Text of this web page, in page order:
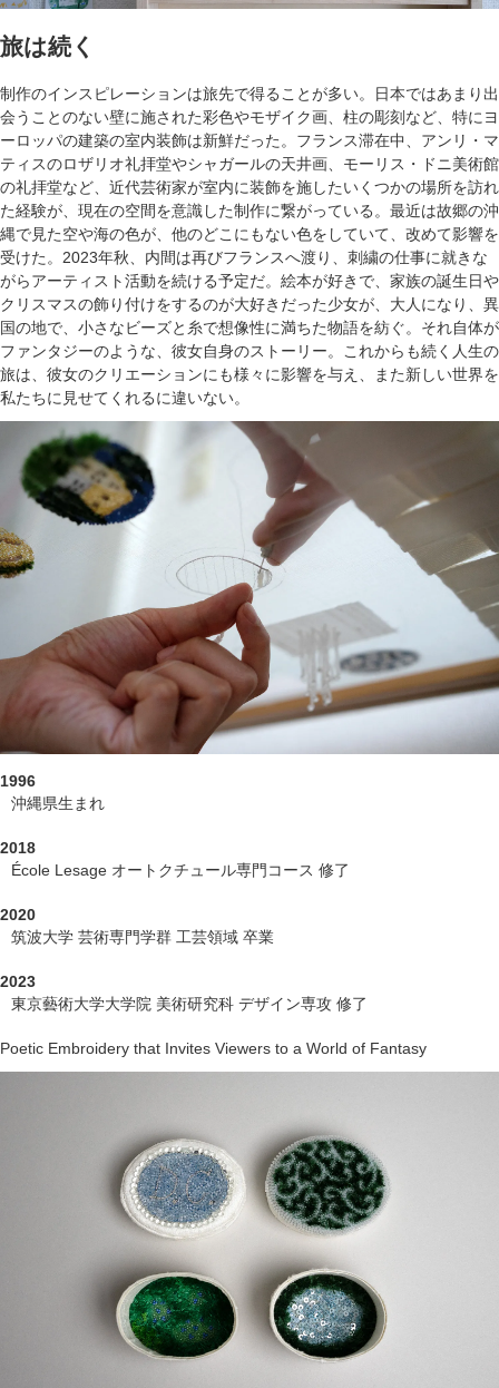
旅は続く
制作のインスピレーションは旅先で得ることが多い。日本ではあまり出
会うことのない壁に施された彩色やモザイク画、柱の彫刻など、特にヨ
ーロッパの建築の室内装飾は新鮮だった。フランス滞在中、アンリ・マ
ティスのロザリオ礼拝堂やシャガールの天井画、モーリス・ドニ美術館
の礼拝堂など、近代芸術家が室内に装飾を施したいくつかの場所を訪れ
た経験が、現在の空間を意識した制作に繋がっている。最近は故郷の沖
縄で見た空や海の色が、他のどこにもない色をしていて、改めて影響を
受けた。2023年秋、内間は再びフランスへ渡り、刺繍の仕事に就きな
がらアーティスト活動を続ける予定だ。絵本が好きで、家族の誕生日や
クリスマスの飾り付けをするのが大好きだった少女が、大人になり、異
国の地で、小さなビーズと糸で想像性に満ちた物語を紡ぐ。それ自体が
ファンタジーのような、彼女自身のストーリー。これからも続く人生の
旅は、彼女のクリエーションにも様々に影響を与え、また新しい世界を
私たちに見せてくれるに違いない。
1996
沖縄県生まれ
2018
École Lesage オートクチュール専門コース 修了
2020
筑波大学 芸術専門学群 工芸領域 卒業
2023
東京藝術大学大学院 美術研究科 デザイン専攻 修了
Poetic Embroidery that Invites Viewers to a World of Fantasy